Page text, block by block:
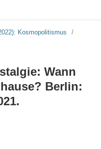
Kosmopolitismus
/
Wann
Berlin: